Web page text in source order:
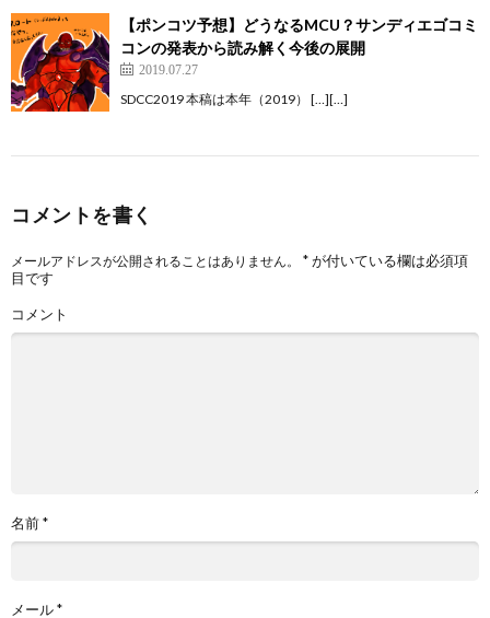
【ポンコツ予想】どうなるMCU？サンディエゴコミ
コンの発表から読み解く今後の展開
2019.07.27
SDCC2019 本稿は本年（2019） […][…]
コメントを書く
メールアドレスが公開されることはありません。 *が付いている欄は必須項
目です
コメント
名前*
メール*